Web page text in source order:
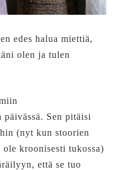
edes halua miettiä,
olen ja tulen
Sen pitäisi
(nyt kun stoorien
kroonisesti tukossa)
että se tuo